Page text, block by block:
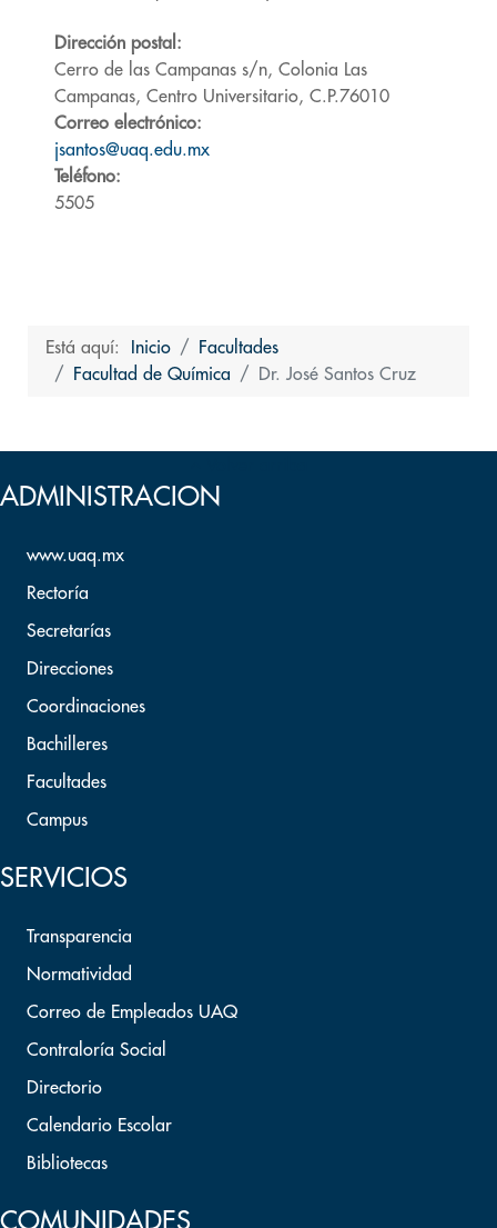
Dirección postal:
Cerro de las Campanas s/n, Colonia Las
Campanas, Centro Universitario, C.P.76010
Correo electrónico:
jsantos@uaq.edu.mx
Teléfono:
5505
Está aquí: Inicio
Facultades
Facultad de Química
Dr. José Santos Cruz
ADMINISTRACION
www.uaq.mx
Rectoría
Secretarías
Direcciones
Coordinaciones
Bachilleres
Facultades
Campus
SERVICIOS
Transparencia
Normatividad
Correo de Empleados UAQ
Contraloría Social
Directorio
Calendario Escolar
Bibliotecas
COMUNIDADES